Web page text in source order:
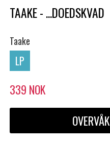
TAAKE - ...DOEDSKVAD
Taake
LP
339 NOK
OVERVÅK